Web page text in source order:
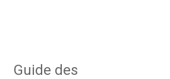
Guide des